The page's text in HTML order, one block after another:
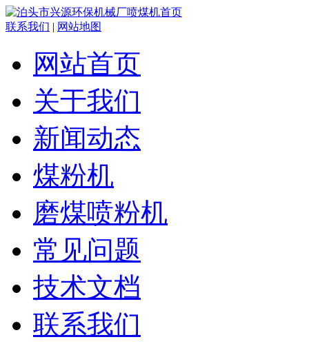
联系我们 | 网站地图
网站首页
关于我们
新闻动态
煤粉机
磨煤喷粉机
常见问题
技术文档
联系我们